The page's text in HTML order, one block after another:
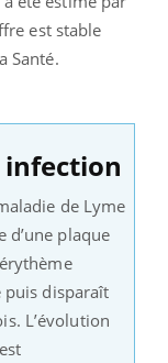
est stable
Santé.
de Lyme
d’une plaque
puis disparaît
L’évolution